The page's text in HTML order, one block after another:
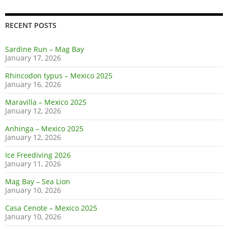
RECENT POSTS
Sardine Run – Mag Bay
January 17, 2026
Rhincodon typus – Mexico 2025
January 16, 2026
Maravilla – Mexico 2025
January 12, 2026
Anhinga – Mexico 2025
January 12, 2026
Ice Freediving 2026
January 11, 2026
Mag Bay – Sea Lion
January 10, 2026
Casa Cenote – Mexico 2025
January 10, 2026